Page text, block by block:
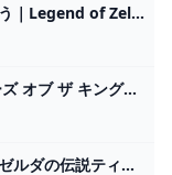
リンゴでアゴを鍛え、５人目のゆくえを追う｜Legend of ZeldaTotK #31 - YouTube
ゼルダをさがして【ゼルダの伝説 ティアーズ オブ ザ キングダム】#100（終） - YouTube
【ティアキン】サトリ山南のイワロック ゼルダの伝説ティアーズ オブザキングダム #ゼルダの伝説 #ティアキン #zelda - YouTube